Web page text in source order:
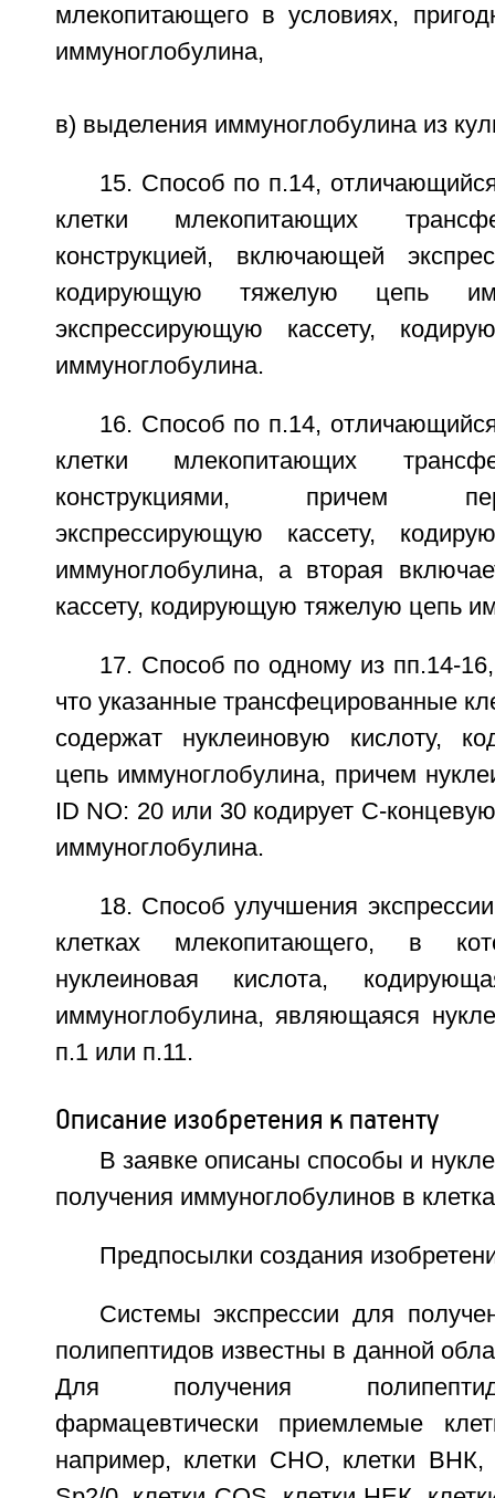
млекопитающего в условиях,
иммуноглобулина,
в) выделения иммуноглобулина из
15. Способ по п.14,
клетки млекопитающих
конструкцией, включающей
кодирующую тяжелую цепь
экспрессирующую кассету,
иммуноглобулина.
16. Способ по п.14,
клетки млекопитающих
конструкциями, причем
экспрессирующую кассету,
иммуноглобулина, а вторая
кассету, кодирующую тяжелую цепь
17. Способ по одному из пп.14-
что указанные трансфецированные
содержат нуклеиновую кислоту,
цепь иммуноглобулина, причем
ID NO: 20 или 30 кодирует С-
иммуноглобулина.
18. Способ улучшения
клетках млекопитающего, в
нуклеиновая кислота,
иммуноглобулина, являющаяся
п.1 или п.11.
Описание изобретения к патенту
В заявке описаны способы и
получения иммуноглобулинов в
Предпосылки создания
Системы экспрессии для
полипептидов известны в данной
Для получения
фармацевтически приемлемые
например, клетки СНО, клетки ВНК,